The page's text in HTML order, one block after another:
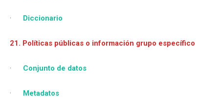
· Diccionario
21. Políticas públicas o información grupo específico
· Conjunto de datos
· Metadatos